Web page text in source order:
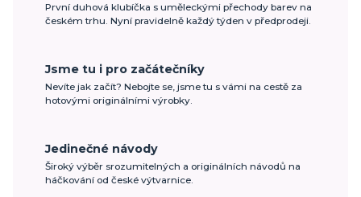
První duhová klubíčka s uměleckými přechody barev na
českém trhu. Nyní pravidelně každý týden v předprodeji.
Jsme tu i pro začátečníky
Nevíte jak začít? Nebojte se, jsme tu s vámi na cestě za
hotovými originálními výrobky.
Jedinečné návody
Široký výběr srozumitelných a originálních návodů na
háčkování od české výtvarnice.